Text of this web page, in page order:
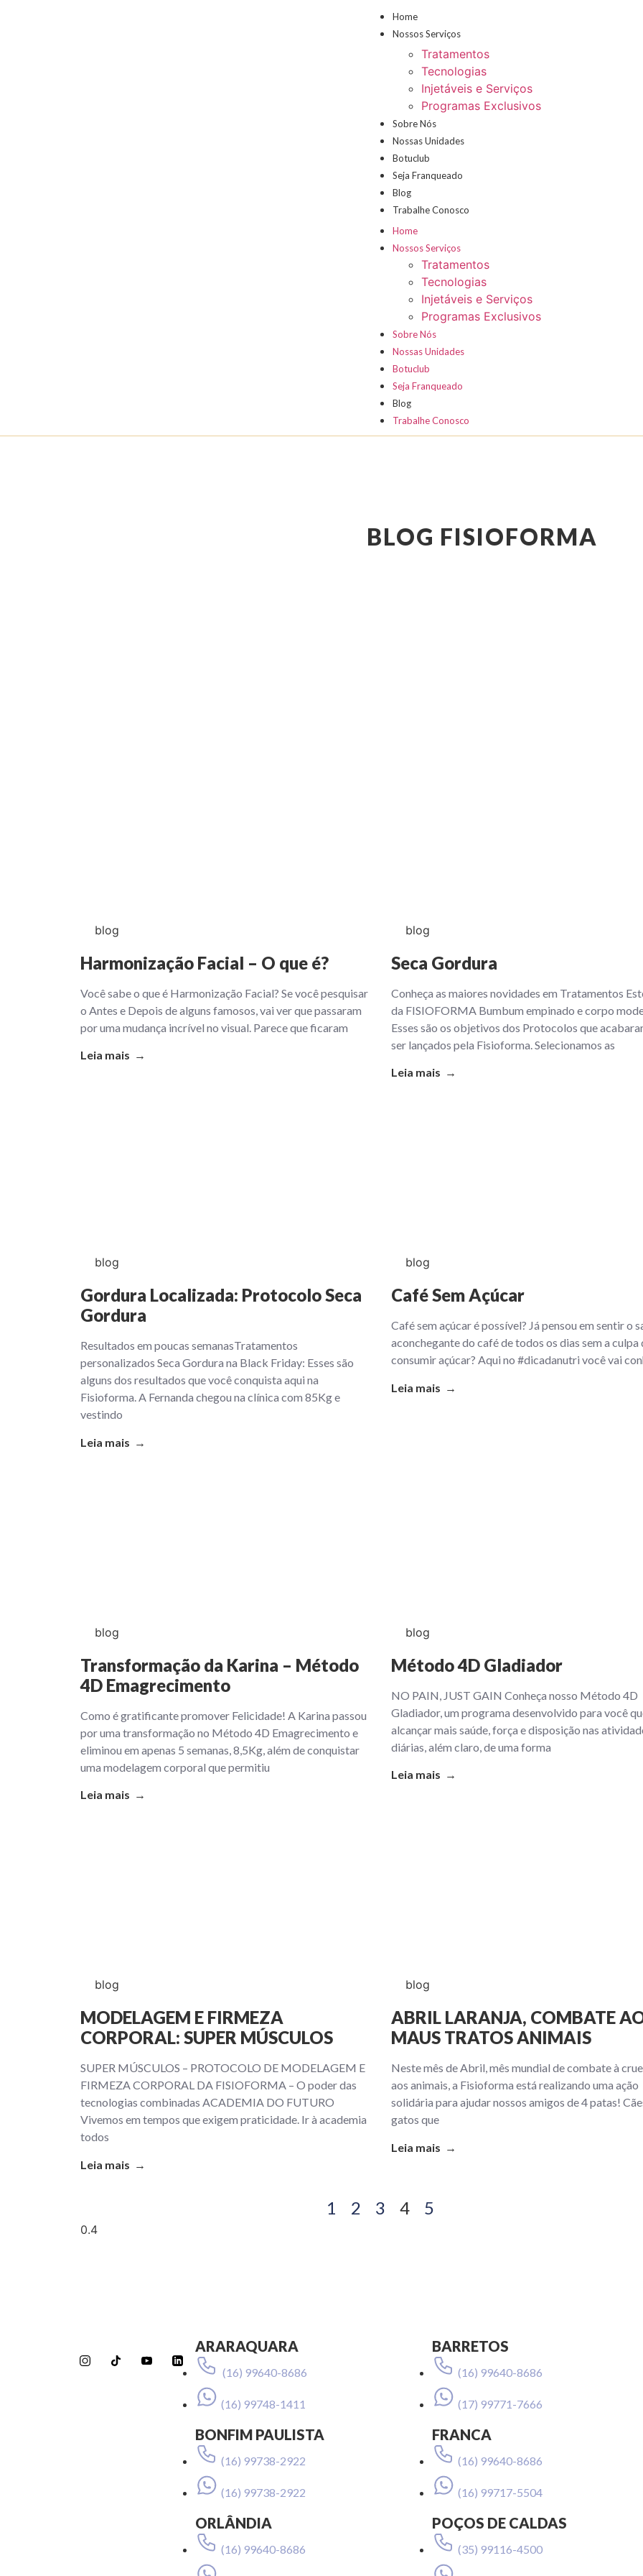
Home
Nossos Serviços
Tratamentos
Tecnologias
Injetáveis e Serviços
Programas Exclusivos
Sobre Nós
Nossas Unidades
Botuclub
Seja Franqueado
Blog
Trabalhe Conosco
Home
Nossos Serviços
Tratamentos
Tecnologias
Injetáveis e Serviços
Programas Exclusivos
Sobre Nós
Nossas Unidades
Botuclub
Seja Franqueado
Blog
Trabalhe Conosco
BLOG FISIOFORMA
blog
Harmonização Facial – O que é?
Você sabe o que é Harmonização Facial? Se você pesquisar
o Antes e Depois de alguns famosos, vai ver que passaram
por uma mudança incrível no visual. Parece que ficaram
Leia mais →
blog
Seca Gordura
Conheça as maiores novidades em Tratamentos
da FISIOFORMA Bumbum empinado e corpo
Esses são os objetivos dos Protocolos que
ser lançados pela Fisioforma. Selecionamos as
Leia mais →
blog
Gordura Localizada: Protocolo Seca
Gordura
Resultados em poucas semanasTratamentos
personalizados Seca Gordura na Black Friday: Esses são
alguns dos resultados que você conquista aqui na
Fisioforma. A Fernanda chegou na clínica com 85Kg e
vestindo
Leia mais →
blog
Café Sem Açúcar
Café sem açúcar é possível? Já pensou em sentir o
aconchegante do café de todos os dias sem a culpa
consumir açúcar? Aqui no #dicadanutri você vai
Leia mais →
blog
Transformação da Karina – Método
4D Emagrecimento
Como é gratificante promover Felicidade! A Karina passou
por uma transformação no Método 4D Emagrecimento e
eliminou em apenas 5 semanas, 8,5Kg, além de conquistar
uma modelagem corporal que permitiu
Leia mais →
blog
Método 4D Gladiador
NO PAIN, JUST GAIN Conheça nosso Método 4D
Gladiador, um programa desenvolvido para você
alcançar mais saúde, força e disposição nas
diárias, além claro, de uma forma
Leia mais →
blog
MODELAGEM E FIRMEZA
CORPORAL: SUPER MÚSCULOS
SUPER MÚSCULOS – PROTOCOLO DE MODELAGEM E
FIRMEZA CORPORAL DA FISIOFORMA – O poder das
tecnologias combinadas ACADEMIA DO FUTURO
Vivemos em tempos que exigem praticidade. Ir à academia
todos
Leia mais →
blog
ABRIL LARANJA, COMBATE
MAUS TRATOS ANIMAIS
Neste mês de Abril, mês mundial de combate à
aos animais, a Fisioforma está realizando uma ação
solidária para ajudar nossos amigos de 4 patas!
gatos que
Leia mais →
1 2 3 4 5
ARARAQUARA
(16) 99640-8686
(16) 99748-1411
BARRETOS
(16) 99640-8686
(17) 99771-7666
BONFIM PAULISTA
(16) 99738-2922
(16) 99738-2922
FRANCA
(16) 99640-8686
(16) 99717-5504
ORLÂNDIA
(16) 99640-8686
POÇOS DE CALDAS
(35) 99116-4500